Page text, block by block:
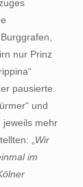
nur Prinz
pausierte.
und
jeweils mehr
„ Wir
im